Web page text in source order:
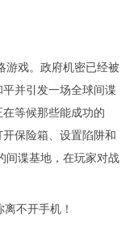
游戏。政府机密已经被
并引发一场全球间谍
等候那些能成功的
保险箱、设置陷阱和
间谍基地，在玩家对战